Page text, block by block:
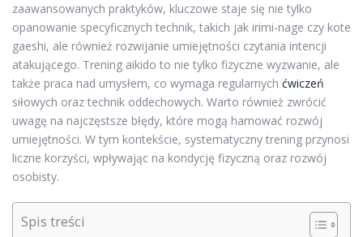
zaawansowanych praktyków, kluczowe staje się nie tylko
opanowanie specyficznych technik, takich jak irimi-nage czy kote
gaeshi, ale również rozwijanie umiejętności czytania intencji
atakującego. Trening aikido to nie tylko fizyczne wyzwanie, ale
także praca nad umysłem, co wymaga regularnych ćwiczeń
siłowych oraz technik oddechowych. Warto również zwrócić
uwagę na najczęstsze błędy, które mogą hamować rozwój
umiejętności. W tym kontekście, systematyczny trening przynosi
liczne korzyści, wpływając na kondycję fizyczną oraz rozwój
osobisty.
Spis treści